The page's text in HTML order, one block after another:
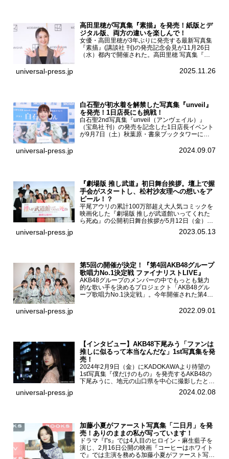
高田里穂が写真集『素描』を発売！紙版とデ
ジタル版、両方の違いを楽しんで！
女優・高田里穂が3年ぶりに発売する最新写真集
『素描』(講談社 刊)の発売記念会見が11月26日
（水）都内で開催された。高田里穂 写真集『素
あなたです』(読売テレビ)に出演するなど女優と
universal-press.jp 2025.11.26
白石聖が初水着を解禁した写真集『unveil』
を発売！1日店長にも挑戦！
白石聖2nd写真集『unveil（アンヴェイル）』
（宝島社 刊）の発売を記念した1日店長イベント
が9月7日（土）秋葉原・書泉ブックタワーにて
を記念し1日店長イベントを開催した本写真集は
universal-press.jp 2024.09.07
『劇場版 推し武道』初日舞台挨拶。壇上で握
手会がスタートし、松村沙友理への想いをア
ピール！？
平尾アウリの累計100万部超え大人気コミックを
映画化した『劇場版 推しが武道館いってくれた
ら死ぬ』の公開初日舞台挨拶が5月12日（金）新
宿バルト9で開催され、出演者の松村沙友理、中
村里帆、MOMO(@onefive)、KANO(@onefi...
universal-press.jp 2023.05.13
第5回の開催が決定！『第4回AKB48グループ
歌唱力No.1決定戦 ファイナリストLIVE』
AKB48グループのメンバーの中でもっとも魅力
的な歌い手を決めるプロジェクト「AKB48グル
ープ歌唱力No.1決定戦」。今年開催された第4回
る一夜限りのライブイベント「ファイナリスト
universal-press.jp 2022.09.01
【インタビュー】AKB48下尾みう「ファンは
推しに似るって本当なんだな」1st写真集を発
売！
2024年2月9日（金）にKADOKAWAより待望の
1st写真集『僕だけのもの』を発売するAKB48の
下尾みうに、地元の山口県を中心に撮影したとい
う今回の写真集についてインタビューをお願いし
た。1st写真集『僕だけのもの』を発売する
universal-press.jp 2024.02.08
加藤小夏がファースト写真集「二日月」を発
売！ありのままの私が写っています！
ドラマ『I”s』では4人目のヒロイン・麻生藍子を
演じ、2月16日公開の映画『コーヒーはホワイト
で』では主演を務める加藤小夏がファースト写真